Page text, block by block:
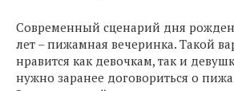
Современный сценарий дня
лет – пижамная вечеринка. Такой
нравится как девочкам, так и
нужно заранее договориться о